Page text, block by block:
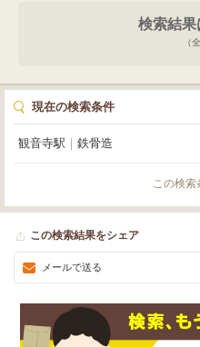
検索結果
（全
現在の検索条件
観音寺駅 鉄骨造
この検索
この検索結果をシェア
メールで送る